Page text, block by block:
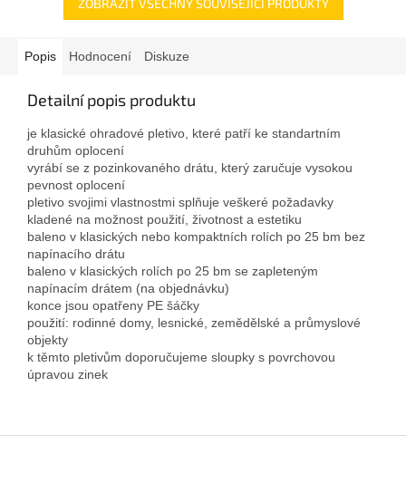
ZOBRAZIT VŠECHNY SOUVISEJÍCÍ PRODUKTY
Popis Hodnocení Diskuze
Detailní popis produktu
je klasické ohradové pletivo, které patří ke standartním
druhům oplocení
vyrábí se z pozinkovaného drátu, který zaručuje vysokou
pevnost oplocení
pletivo svojimi vlastnostmi splňuje veškeré požadavky
kladené na možnost použití, životnost a estetiku
baleno v klasických nebo kompaktních rolích po 25 bm bez
napínacího drátu
baleno v klasických rolích po 25 bm se zapleteným
napínacím drátem (na objednávku)
konce jsou opatřeny PE šáčky
použití: rodinné domy, lesnické, zemědělské a průmyslové
objekty
k těmto pletivům doporučujeme sloupky s povrchovou
úpravou zinek